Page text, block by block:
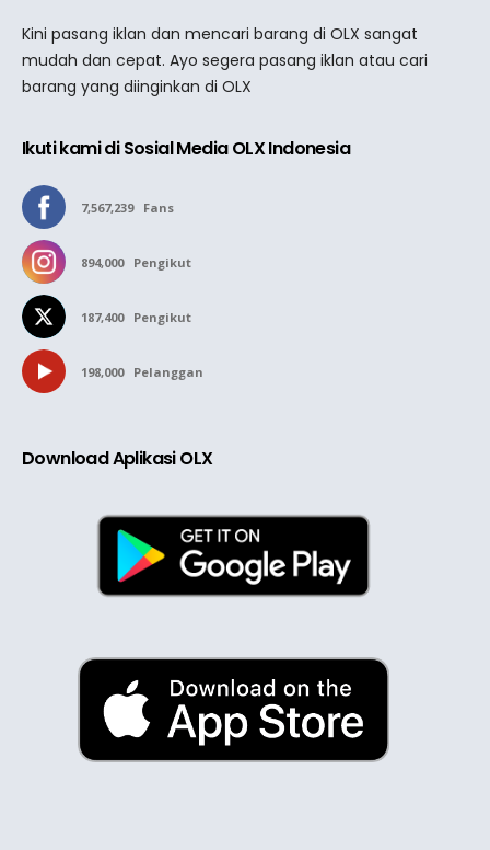
Kini pasang iklan dan mencari barang di OLX sangat
mudah dan cepat. Ayo segera pasang iklan atau cari
barang yang diinginkan di OLX
Ikuti kami di Sosial Media OLX Indonesia
7,567,239 Fans
894,000 Pengikut
187,400 Pengikut
198,000 Pelanggan
Download Aplikasi OLX